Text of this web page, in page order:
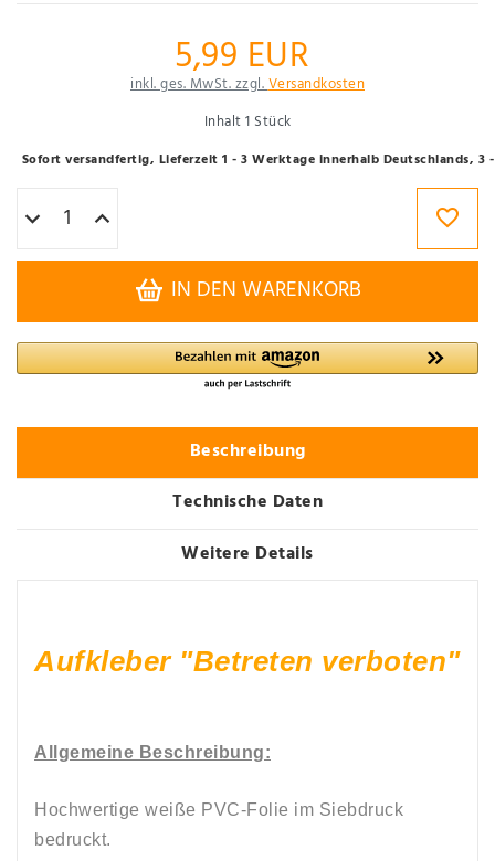
5,99 EUR
inkl. ges. MwSt. zzgl.Versandkosten
Inhalt1 Stück
Sofort versandfertig, Lieferzeit 1 - 3 Werktage innerhalb Deutschlands, 3
IN DEN WARENKORB
Beschreibung
Technische Daten
Weitere Details
Aufkleber "Betreten verboten"
Allgemeine Beschreibung:
Hochwertige weiße PVC-Folie im Siebdruck
bedruckt.